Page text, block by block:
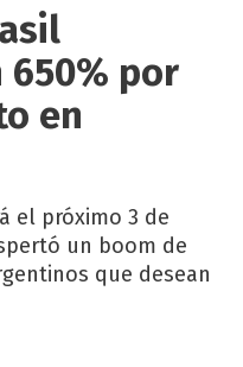
por
en
el próximo 3 de
un boom de
que desean